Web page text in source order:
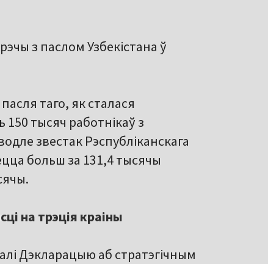
з паслом Узбекістана ў
таго, як сталася
тысяч работнікаў з
звестак Рэспубліканскага
больш за 131,4 тысячы
на трэція краіны
Дэкларацыю аб стратэгічным